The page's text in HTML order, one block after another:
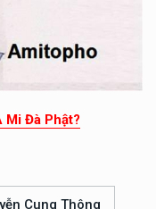
Mi Đà Phật?
Cung Thông